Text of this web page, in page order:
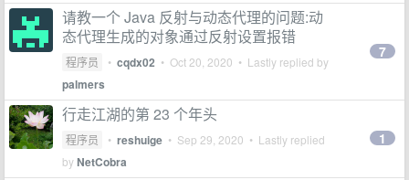
请教一个 Java 反射与动态代理的问题:动
态代理生成的对象通过反射设置报错
程序员 • cqdx02 • Oct 20, 2020 • Lastly replied by
palmers
7
行走江湖的第 23 个年头
程序员 • reshuige • Sep 29, 2020 • Lastly replied
byNetCobra
1